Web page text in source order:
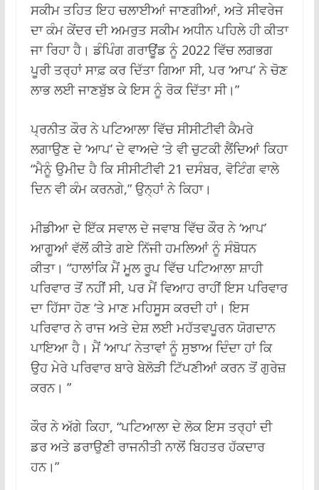
ਸਕੀਮ ਤਹਿਤ ਇਹ ਚਲਾਈਆਂ ਜਾਣਗੀਆਂ, ਅਤੇ ਸੀਵਰੇਜ
ਦਾ ਕੰਮ ਕੇਂਦਰ ਦੀ ਅਮਰੁਤ ਸਕੀਮ ਅਧੀਨ ਪਹਿਲੇ ਹੀ ਕੀਤਾ
ਜਾ ਰਿਹਾ ਹੈ। ਡੰਪਿੰਗ ਗਰਾਊਂਡ ਨੂੰ 2022 ਵਿੱਚ ਲਗਭਗ
ਪੂਰੀ ਤਰ੍ਹਾਂ ਸਾਫ਼ ਕਰ ਦਿੱਤਾ ਗਿਆ ਸੀ, ਪਰ ‘ਆਪ’ ਨੇ ਚੋਣ
ਲਾਭ ਲਈ ਜਾਣਬੁੱਝ ਕੇ ਇਸ ਨੂੰ ਰੋਕ ਦਿੱਤਾ ਸੀ।”
ਪ੍ਰਨੀਤ ਕੌਰ ਨੇ ਪਟਿਆਲਾ ਵਿੱਚ ਸੀਸੀਟੀਵੀ ਕੈਮਰੇ
ਲਗਾਉਣ ਦੇ ‘ਆਪ’ ਦੇ ਵਾਅਦੇ ‘ਤੇ ਵੀ ਚੁਟਕੀ ਲੈਂਦਿਆਂ ਕਿਹਾ
“ਮੈਨੂੰ ਉਮੀਦ ਹੈ ਕਿ ਸੀਸੀਟੀਵੀ 21 ਦਸੰਬਰ, ਵੋਟਿੰਗ ਵਾਲੇ
ਦਿਨ ਵੀ ਕੰਮ ਕਰਨਗੇ,” ਉਨ੍ਹਾਂ ਨੇ ਕਿਹਾ।
ਮੀਡੀਆ ਦੇ ਇੱਕ ਸਵਾਲ ਦੇ ਜਵਾਬ ਵਿੱਚ ਕੌਰ ਨੇ ‘ਆਪ’
ਆਗੂਆਂ ਵੱਲੋਂ ਕੀਤੇ ਗਏ ਨਿੱਜੀ ਹਮਲਿਆਂ ਨੂੰ ਸੰਬੋਧਨ
ਕੀਤਾ। “ਹਾਲਾਂਕਿ ਮੈਂ ਮੂਲ ਰੂਪ ਵਿੱਚ ਪਟਿਆਲਾ ਸ਼ਾਹੀ
ਪਰਿਵਾਰ ਤੋਂ ਨਹੀਂ ਸੀ, ਪਰ ਮੈਂ ਵਿਆਹ ਰਾਹੀਂ ਇਸ ਪਰਿਵਾਰ
ਦਾ ਹਿੱਸਾ ਹੋਣ ‘ਤੇ ਮਾਣ ਮਹਿਸੂਸ ਕਰਦੀ ਹਾਂ। ਇਸ
ਪਰਿਵਾਰ ਨੇ ਰਾਜ ਅਤੇ ਦੇਸ਼ ਲਈ ਮਹੱਤਵਪੂਰਨ ਯੋਗਦਾਨ
ਪਾਇਆ ਹੈ। ਮੈਂ ‘ਆਪ’ ਨੇਤਾਵਾਂ ਨੂੰ ਸੁਝਾਅ ਦਿੰਦਾ ਹਾਂ ਕਿ
ਉਹ ਮੇਰੇ ਪਰਿਵਾਰ ਬਾਰੇ ਬੇਲੋੜੀ ਟਿੱਪਣੀਆਂ ਕਰਨ ਤੋਂ ਗੁਰੇਜ਼
ਕਰਨ। ”
ਕੌਰ ਨੇ ਅੱਗੇ ਕਿਹਾ, “ਪਟਿਆਲਾ ਦੇ ਲੋਕ ਇਸ ਤਰ੍ਹਾਂ ਦੀ
ਡਰ ਅਤੇ ਡਰਾਉਣੀ ਰਾਜਨੀਤੀ ਨਾਲੋਂ ਬਿਹਤਰ ਹੱਕਦਾਰ
ਹਨ।”